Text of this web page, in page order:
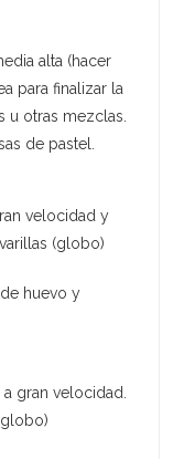
alta (hacer
para finalizar la
u otras mezclas.
de pastel.
velocidad y
(globo)
huevo y
a gran velocidad.